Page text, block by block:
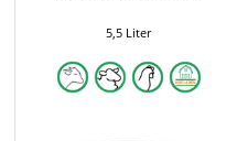
5,5 Liter